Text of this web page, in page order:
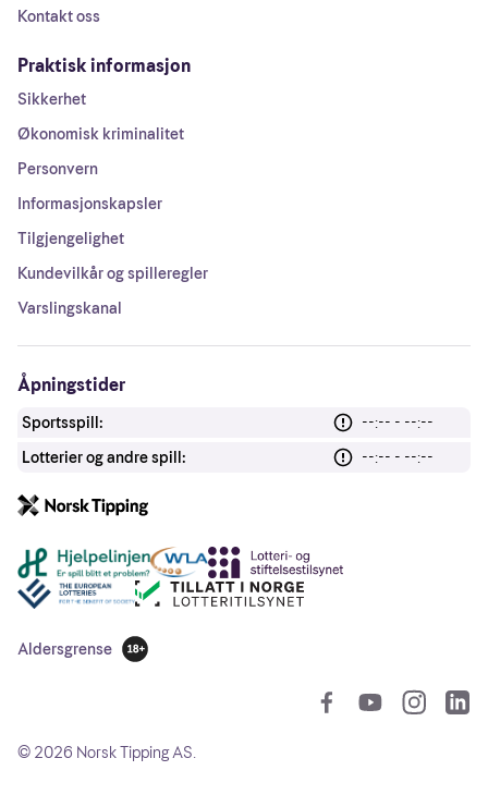
Kontakt oss
Praktisk informasjon
Sikkerhet
Økonomisk kriminalitet
Personvern
Informasjonskapsler
Tilgjengelighet
Kundevilkår og spilleregler
Varslingskanal
Åpningstider
Sportsspill:
--:-- - --:--
Lotterier og andre spill:
--:-- - --:--
Andre lenker
Aldersgrense
18 år
© 2026 Norsk Tipping AS.